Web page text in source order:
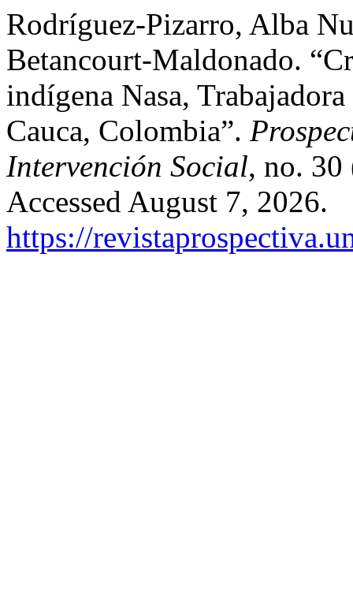
Rodríguez-Pizarro, Alba
Betancourt-Maldonado.
indígena Nasa,
Cauca, Colombia”.
Intervención Social, no.
Accessed August 7, 2026.
https://